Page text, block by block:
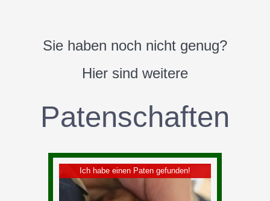
Sie haben noch nicht genug?
Hier sind weitere
Patenschaften
Ich habe einen Paten gefunden!
PAYPAL
BANK
ÜBERWEISUNG